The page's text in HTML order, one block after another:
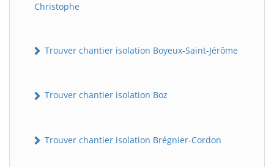
Christophe
Trouver chantier isolation Boyeux-Saint-Jérôme
Trouver chantier isolation Boz
Trouver chantier isolation Brégnier-Cordon